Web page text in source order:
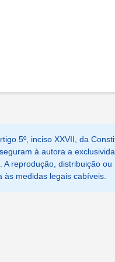
5º, inciso XXVII, da
à autora a
reprodução, distribuição ou
medidas legais cabíveis.